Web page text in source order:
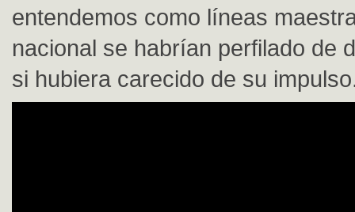
entendemos como líneas
nacional se habrían perfilado de
si hubiera carecido de su